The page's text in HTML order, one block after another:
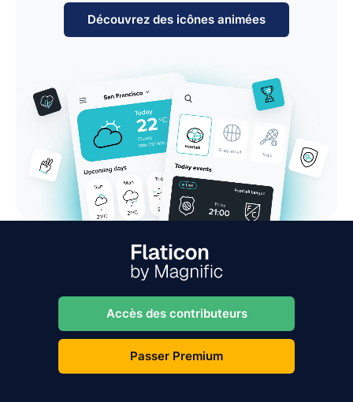
Découvrez des icônes animées
Accès des contributeurs
Passer Premium